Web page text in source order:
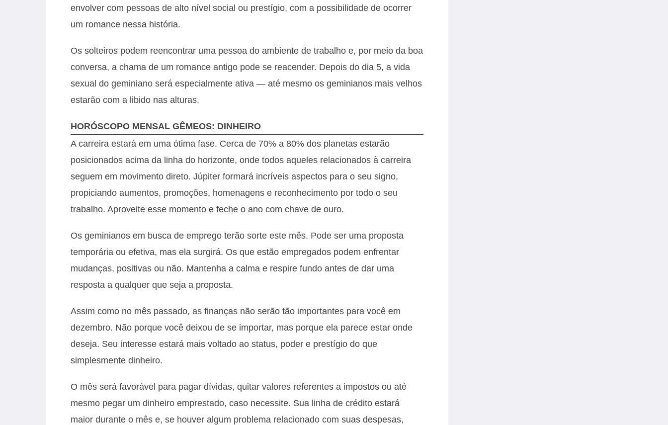
envolver com pessoas de alto nível social ou prestígio, com a possibilidade de ocorrer
um romance nessa história.
Os solteiros podem reencontrar uma pessoa do ambiente de trabalho e, por meio da boa
conversa, a chama de um romance antigo pode se reacender. Depois do dia 5, a vida
sexual do geminiano será especialmente ativa — até mesmo os geminianos mais velhos
estarão com a libido nas alturas.
HORÓSCOPO MENSAL GÊMEOS: DINHEIRO
A carreira estará em uma ótima fase. Cerca de 70% a 80% dos planetas estarão
posicionados acima da linha do horizonte, onde todos aqueles relacionados à carreira
seguem em movimento direto. Júpiter formará incríveis aspectos para o seu signo,
propiciando aumentos, promoções, homenagens e reconhecimento por todo o seu
trabalho. Aproveite esse momento e feche o ano com chave de ouro.
Os geminianos em busca de emprego terão sorte este mês. Pode ser uma proposta
temporária ou efetiva, mas ela surgirá. Os que estão empregados podem enfrentar
mudanças, positivas ou não. Mantenha a calma e respire fundo antes de dar uma
resposta a qualquer que seja a proposta.
Assim como no mês passado, as finanças não serão tão importantes para você em
dezembro. Não porque você deixou de se importar, mas porque ela parece estar onde
deseja. Seu interesse estará mais voltado ao status, poder e prestígio do que
simplesmente dinheiro.
O mês será favorável para pagar dívidas, quitar valores referentes a impostos ou até
mesmo pegar um dinheiro emprestado, caso necessite. Sua linha de crédito estará
maior durante o mês e, se houver algum problema relacionado com suas despesas,